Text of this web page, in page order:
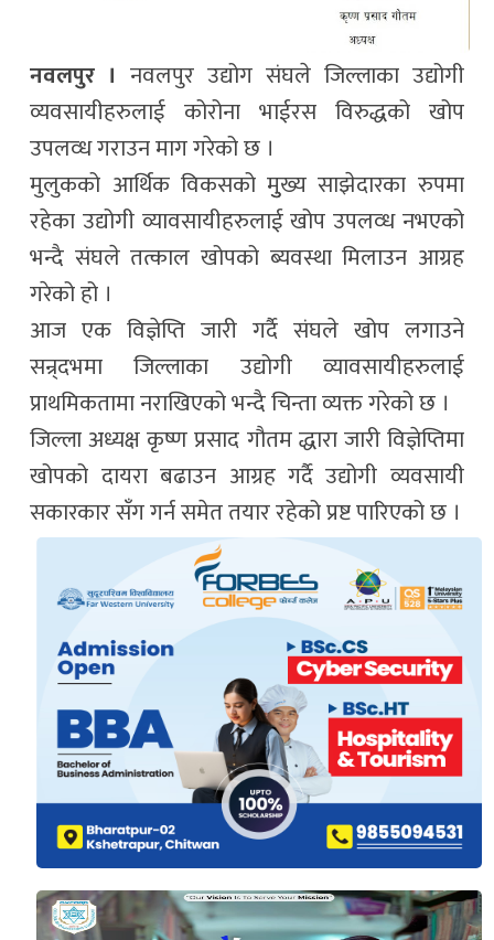
नवलपुर । नवलपुर उद्योग संघले जिल्लाका उद्योगी
व्यवसायीहरुलाई कोरोना भाईरस विरुद्धको खोप
उपलव्ध गराउन माग गरेको छ ।
मुलुकको आर्थिक विकसको मुुख्य साझेदारका रुपमा
रहेका उद्योगी व्यावसायीहरुलाई खोप उपलव्ध नभएको
भन्दै संघले तत्काल खोपको ब्यवस्था मिलाउन आग्रह
गरेको हो ।
आज एक विज्ञेप्ति जारी गर्दै संघले खोप लगाउने
सन्र्दभमा जिल्लाका उद्योगी व्यावसायीहरुलाई
प्राथमिकतामा नराखिएको भन्दै चिन्ता व्यक्त गरेको छ ।
जिल्ला अध्यक्ष कृष्ण प्रसाद गौतम द्धारा जारी विज्ञेप्तिमा
खोपको दायरा बढाउन आग्रह गर्दै उद्योगी व्यवसायी
सकारकार सँग गर्न समेत तयार रहेको प्रष्ट पारिएको छ ।